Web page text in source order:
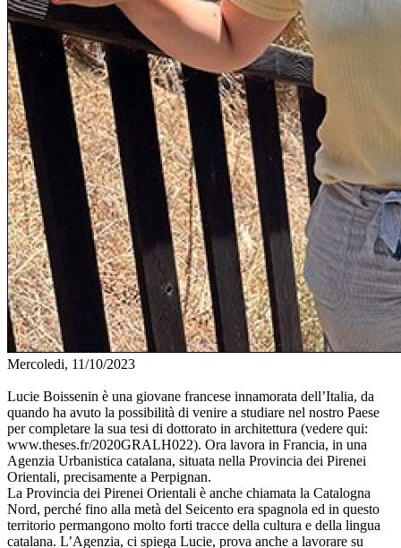
Mercoledi, 11/10/2023
Lucie Boissenin è una giovane francese innamorata dell’Italia, da
quando ha avuto la possibilità di venire a studiare nel nostro Paese
per completare la sua tesi di dottorato in architettura (vedere qui:
www.theses.fr/2020GRALH022). Ora lavora in Francia, in una
Agenzia Urbanistica catalana, situata nella Provincia dei Pirenei
Orientali, precisamente a Perpignan.
La Provincia dei Pirenei Orientali è anche chiamata la Catalogna
Nord, perché fino alla metà del Seicento era spagnola ed in questo
territorio permangono molto forti tracce della cultura e della lingua
catalana. L’Agenzia, ci spiega Lucie, prova anche a lavorare su